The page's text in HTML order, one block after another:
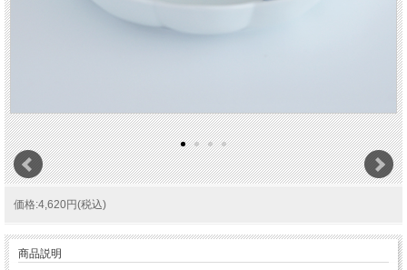
価格:4,620円(税込)
商品説明